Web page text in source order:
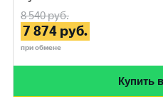
8 540руб.
7 874 руб.
при обмене
Купить